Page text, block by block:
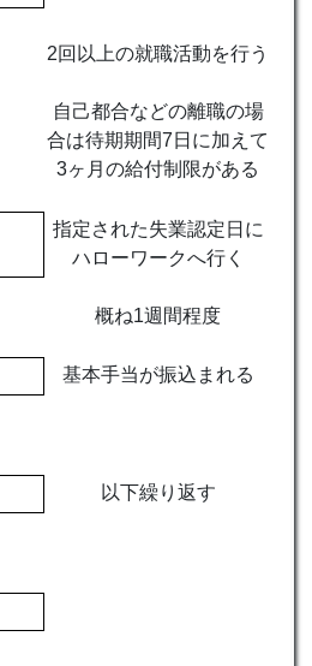
2回以上の就職活動を行う
自己都合などの離職の場
合は待期期間7日に加えて
3ヶ月の給付制限がある
指定された失業認定日に
ハローワークへ行く
概ね1週間程度
基本手当が振込まれる
以下繰り返す